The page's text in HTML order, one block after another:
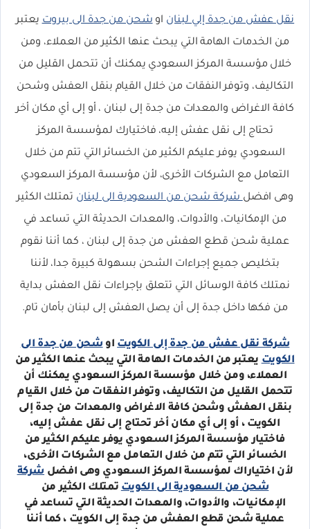
نقل عفش من جدة إلي لبنان اوشحن من جدة الى بيروتيعتبر
من الخدمات الهامة التي يبحث عنها الكثير من العملاء، ومن
خلال مؤسسة المركز السعودي يمكنك أن تتحمل القليل من
التكاليف، وتوفر النفقات من خلال القيام بنقل العفش وشحن
كافة الاغراض والمعدات من جدة إلى لبنان ، أو إلى أي مكان أخر
تحتاج إلى نقل عفش إليه، فاختيارك لمؤسسة المركز
السعودي يوفر عليكم الكثير من الخسائر التي تتم من خلال
التعامل مع الشركات الأخرى، لأن مؤسسة المركز السعودي
وهى افضلشركة شحن من السعودية الى لبنان تمتلك الكثير
من الإمكانيات، والأدوات، والمعدات الحديثة التي تساعد في
عملية شحن قطع العفش من جدة إلى لبنان ، كما أننا نقوم
بتخليص جميع إجراءات الشحن بسهولة كبيرة جدا، لأننا
نمتلك كافة الوسائل التي تتعلق بإجراءات نقل العفش بداية
من فكها داخل جدة إلى أن يصل العفش إلى لبنان بأمان تام.
شركة نقل عفش من جدة إلى الكويتاوشحن من جدة الى
الكويتيعتبر من الخدمات الهامة التي يبحث عنها الكثير من
العملاء، ومن خلال مؤسسة المركز السعودي يمكنك أن
تتحمل القليل من التكاليف، وتوفر النفقات من خلال القيام
بنقل العفش وشحن كافة الاغراض والمعدات من جدة إلى
الكويت ، أو إلى أي مكان أخر تحتاج إلى نقل عفش إليه،
فاختيار مؤسسة المركز السعودي يوفر عليكم الكثير من
الخسائر التي تتم من خلال التعامل مع الشركات الأخرى،
لأن اختياراك لمؤسسة المركز السعودي وهى افضل شركة
شحن من السعودية الى الكويتتمتلك الكثير من
الإمكانيات، والأدوات، والمعدات الحديثة التي تساعد في
عملية شحن قطع العفش من جدة إلى الكويت ، كما أننا